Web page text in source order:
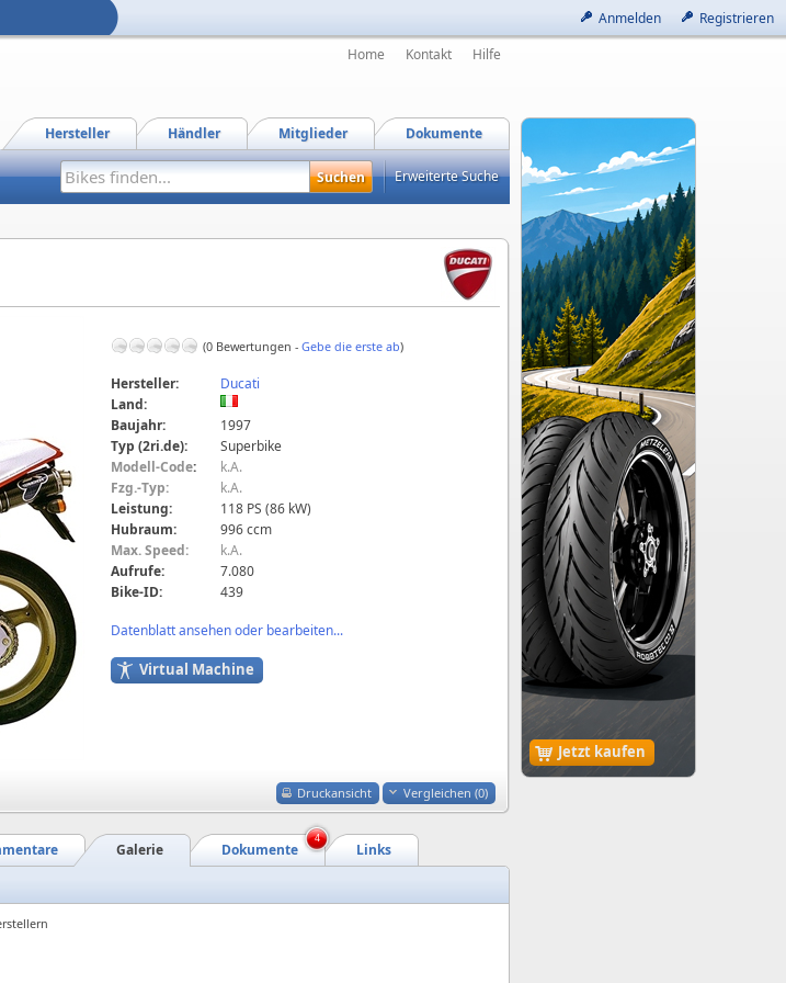
Anmelden Registrieren
Jetzt kaufen
Home Kontakt Hilfe
Dokumente
Mitglieder
Händler
Hersteller
Erweiterte Suche
(0 Bewertungen - Gebe die erste ab)
Hersteller:
Ducati
Land:
Baujahr:
1997
Typ (2ri.de):
Superbike
Modell-Code:
k.A.
Fzg.-Typ:
k.A.
Leistung:
118 PS (86 kW)
Hubraum:
996 ccm
Max. Speed:
k.A.
Aufrufe:
7.080
Bike-ID:
439
Datenblatt ansehen oder bearbeiten...
Virtual Machine
Druckansicht Vergleichen (0)
Links
Dokumente
Galerie
4